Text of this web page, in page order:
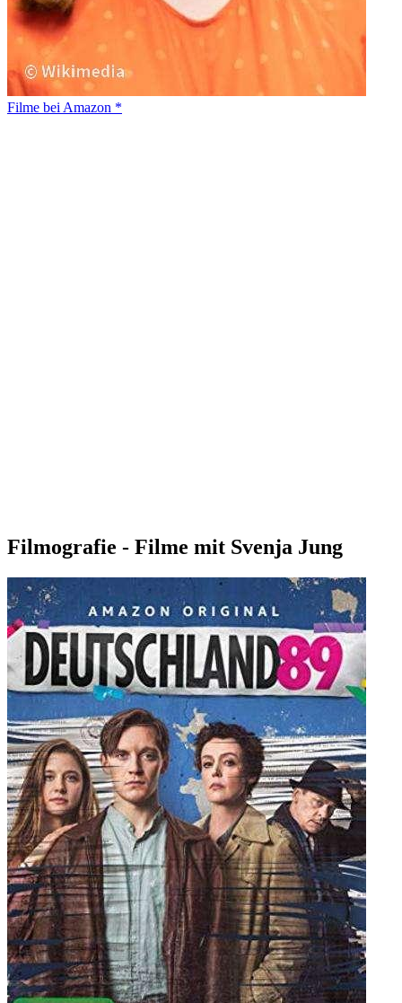
Filme bei Amazon *
Filmografie - Filme mit Svenja Jung